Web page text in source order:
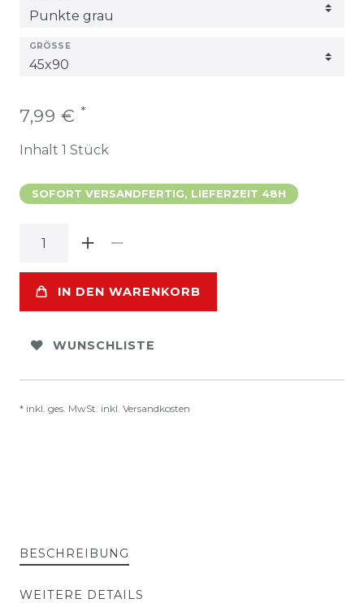
GRÖSSE
7,99 € *
Inhalt 1 Stück
SOFORT VERSANDFERTIG, LIEFERZEIT 48H
IN DEN WARENKORB
WUNSCHLISTE
* inkl. ges. MwSt. inkl. Versandkosten
BESCHREIBUNG
WEITERE DETAILS